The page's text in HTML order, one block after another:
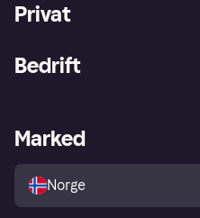
Privat
Utforsk butikker
Bedrift
Merchant portal
Marked
Norge